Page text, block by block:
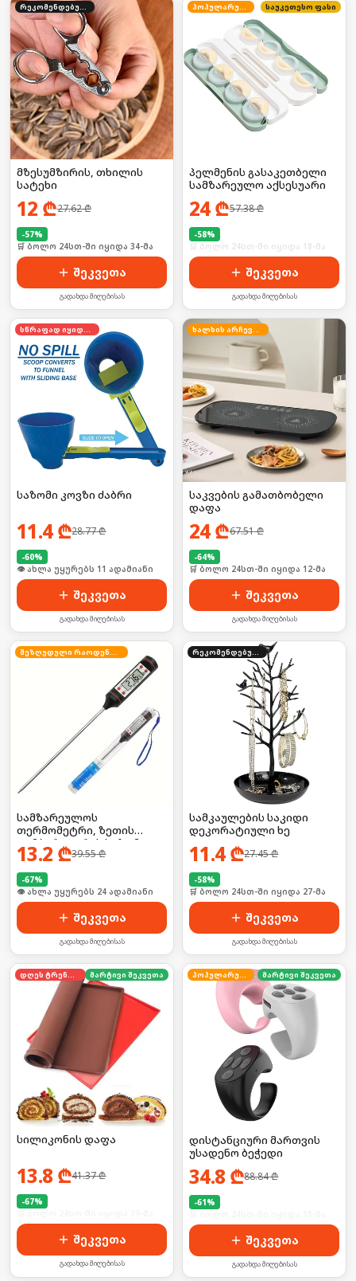
მზესუმზირის, თხილის
სატეხი
12 ₾27.62₾
-57%
🛒 ბოლო 24სთ-ში იყიდა 34-მა
შეკვეთა
გადახდა მიღებისას
საუკეთესო ფასი
პელმენის გასაკეთბელი
სამზარეულო აქსესუარი
24₾57.38₾
-58%
🛒 ბოლო 24სთ-ში იყიდა 18-მა
შეკვეთა
გადახდა მიღებისას
საზომი კოვზი ძაბრი
11.4₾28.77₾
-60%
🛒 ბოლო 24სთ-ში იყიდა 14-მა
შეკვეთა
გადახდა მიღებისას
საკვების გამათბობელი
დაფა
24₾67.51₾
-64%
🛒 ბოლო 24სთ-ში იყიდა 12-მა
შეკვეთა
გადახდა მიღებისას
სამზარეულოს
თერმომეტრი, ზეთის
ტემპერატურის საზომი
ელემენტზე
13.2 ₾39.55₾
-67%
🛒 ბოლო 24სთ-ში იყიდა 31-მა
შეკვეთა
გადახდა მიღებისას
სამკაულების საკიდი
დეკორატიული ხე
11.4₾27.45₾
-58%
🛒 ბოლო 24სთ-ში იყიდა 27-მა
შეკვეთა
გადახდა მიღებისას
მარტივი შეკვეთა
სილიკონის დაფა
13.8 ₾41.37₾
-67%
შეკვეთა
გადახდა მიღებისას
მარტივი შეკვეთა
დისტანციური მართვის
უსადენო ბეჭედი
34.8 ₾88.84₾
-61%
შეკვეთა
გადახდა მიღებისას